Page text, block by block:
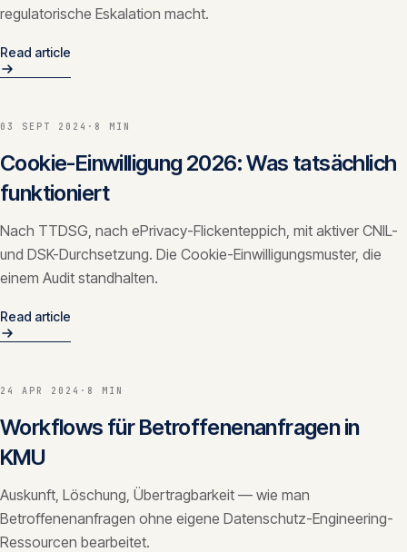
regulatorische Eskalation macht.
Read article
03 SEPT 2024 · 8 MIN
Cookie-Einwilligung 2026: Was tatsächlich
funktioniert
Nach TTDSG, nach ePrivacy-Flickenteppich, mit aktiver CNIL-
und DSK-Durchsetzung. Die Cookie-Einwilligungsmuster, die
einem Audit standhalten.
Read article
24 APR 2024 · 8 MIN
Workflows für Betroffenenanfragen in
KMU
Auskunft, Löschung, Übertragbarkeit — wie man
Betroffenenanfragen ohne eigene Datenschutz-Engineering-
Ressourcen bearbeitet.